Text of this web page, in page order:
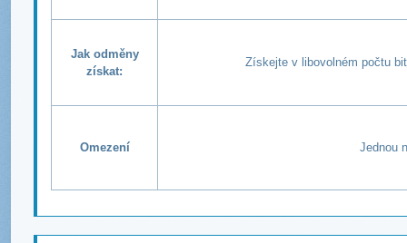
Jak odměny
získat:
Získejte v libovolném počtu
Omezení Jednou